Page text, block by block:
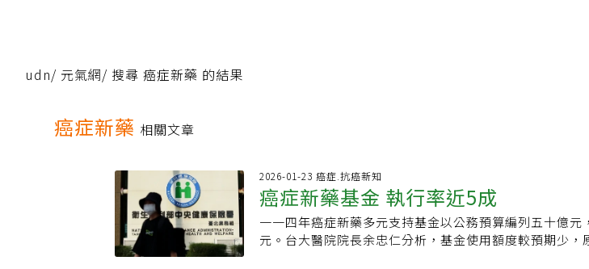
udn/ 元氣網/ 搜尋 癌症新藥 的結果
癌症新藥 相關文章
2026-01-23 癌症.抗癌新知
癌症新藥基金 執行率近5成
一一四年癌症新藥多元支持基金以公務預算編列五十億元
元。台大醫院院長余忠仁分析，基金使用額度較預期少，